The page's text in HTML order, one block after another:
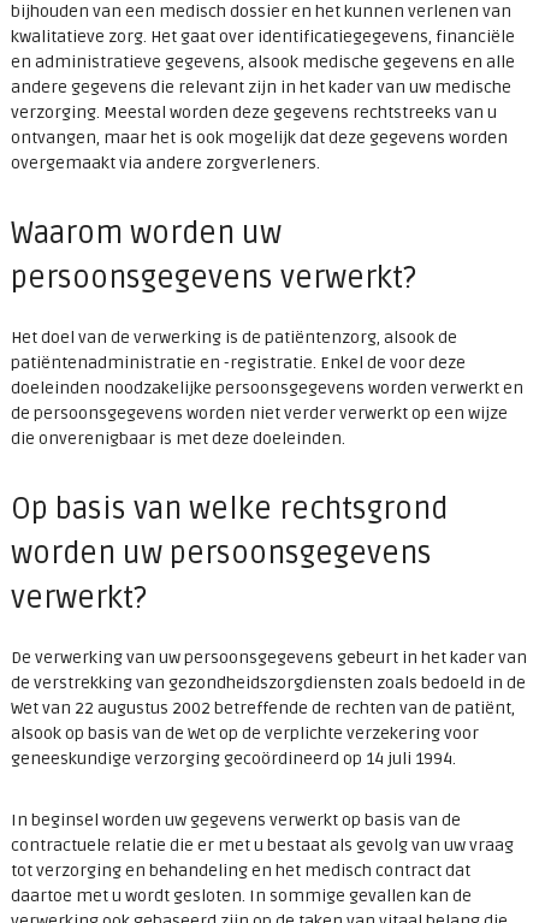
bijhouden van een medisch dossier en het kunnen verlenen van
kwalitatieve zorg. Het gaat over identificatiegegevens, financiële
en administratieve gegevens, alsook medische gegevens en alle
andere gegevens die relevant zijn in het kader van uw medische
verzorging. Meestal worden deze gegevens rechtstreeks van u
ontvangen, maar het is ook mogelijk dat deze gegevens worden
overgemaakt via andere zorgverleners.
Waarom worden uw
persoonsgegevens verwerkt?
Het doel van de verwerking is de patiëntenzorg, alsook de
patiëntenadministratie en -registratie. Enkel de voor deze
doeleinden noodzakelijke persoonsgegevens worden verwerkt en
de persoonsgegevens worden niet verder verwerkt op een wijze
die onverenigbaar is met deze doeleinden.
Op basis van welke rechtsgrond
worden uw persoonsgegevens
verwerkt?
De verwerking van uw persoonsgegevens gebeurt in het kader van
de verstrekking van gezondheidszorgdiensten zoals bedoeld in de
Wet van 22 augustus 2002 betreffende de rechten van de patiënt,
alsook op basis van de Wet op de verplichte verzekering voor
geneeskundige verzorging gecoördineerd op 14 juli 1994.
In beginsel worden uw gegevens verwerkt op basis van de
contractuele relatie die er met u bestaat als gevolg van uw vraag
tot verzorging en behandeling en het medisch contract dat
daartoe met u wordt gesloten. In sommige gevallen kan de